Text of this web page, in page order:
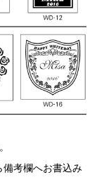
備考欄へお書込み